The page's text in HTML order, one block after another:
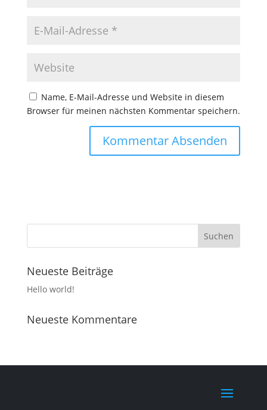
Name, E-Mail-Adresse und Website in diesem
Browser für meinen nächsten Kommentar speichern.
Neueste Beiträge
Hello world!
Neueste Kommentare